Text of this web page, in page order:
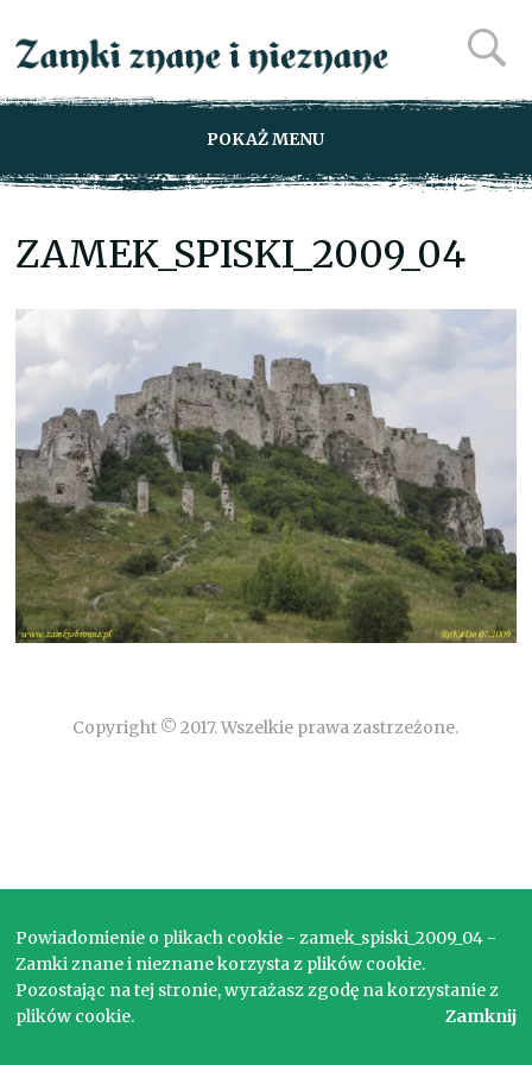
POKAŻ MENU
ZAMEK_SPISKI_2009_04
Copyright © 2017. Wszelkie prawa zastrzeżone.
Powiadomienie o plikach cookie - zamek_spiski_2009_04 -
Zamki znane i nieznane korzysta z plików cookie.
Pozostając na tej stronie, wyrażasz zgodę na korzystanie z
plików cookie.
Zamknij